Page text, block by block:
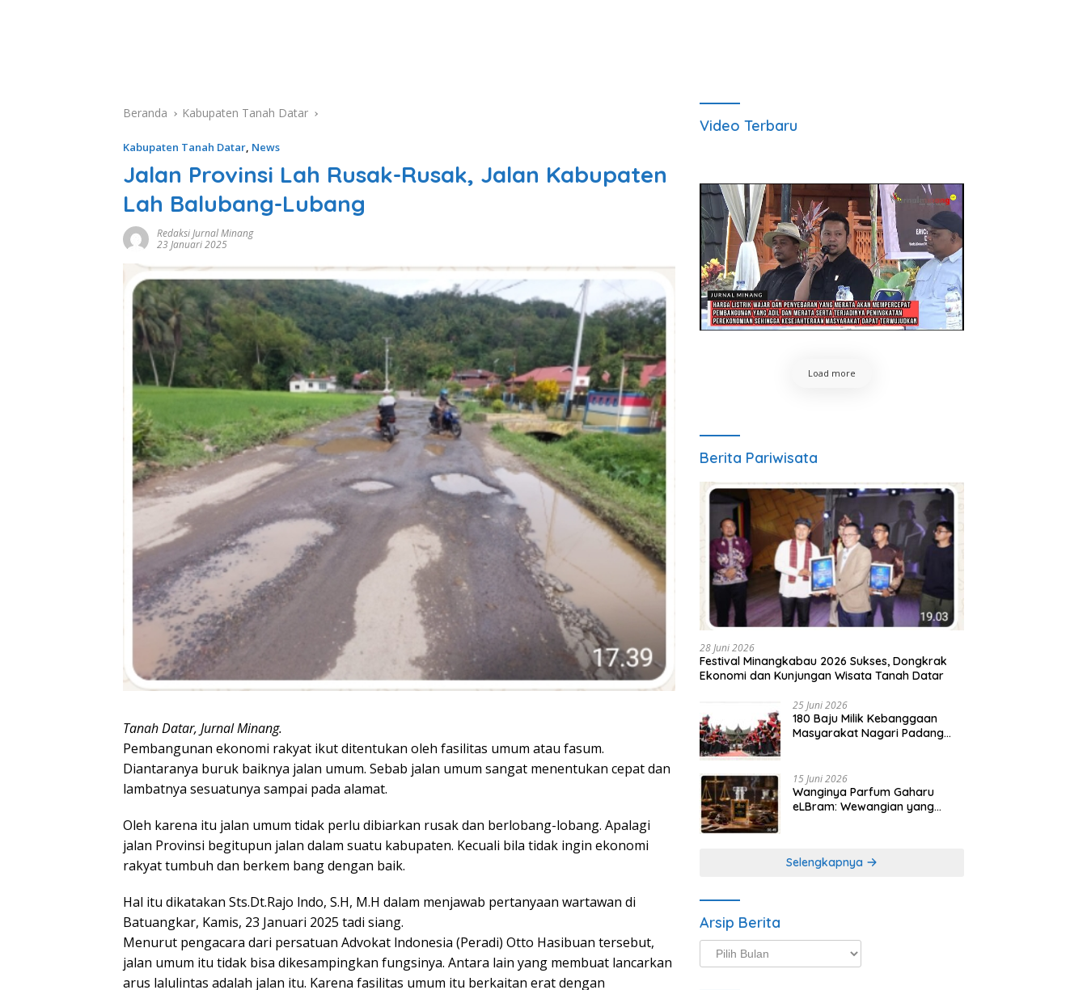
Beranda Kabupaten Tanah Datar
Kabupaten Tanah Datar, News
Jalan Provinsi Lah Rusak-Rusak, Jalan Kabupaten
Lah Balubang-Lubang
Redaksi Jurnal Minang
23 Januari 2025
Tanah Datar, Jurnal Minang.
Pembangunan ekonomi rakyat ikut ditentukan oleh fasilitas umum atau fasum.
Diantaranya buruk baiknya jalan umum. Sebab jalan umum sangat menentukan cepat dan
lambatnya sesuatunya sampai pada alamat.
Oleh karena itu jalan umum tidak perlu dibiarkan rusak dan berlobang-lobang. Apalagi
jalan Provinsi begitupun jalan dalam suatu kabupaten. Kecuali bila tidak ingin ekonomi
rakyat tumbuh dan berkem bang dengan baik.
Hal itu dikatakan Sts.Dt.Rajo lndo, S.H, M.H dalam menjawab pertanyaan wartawan di
Batuangkar, Kamis, 23 Januari 2025 tadi siang.
Menurut pengacara dari persatuan Advokat lndonesia (Peradi) Otto Hasibuan tersebut,
jalan umum itu tidak bisa dikesampingkan fungsinya. Antara lain yang membuat lancarkan
arus lalulintas adalah jalan itu. Karena fasilitas umum itu berkaitan erat dengan
Video Terbaru
Load more
Berita Pariwisata
28 Juni 2026
Festival Minangkabau 2026 Sukses, Dongkrak
Ekonomi dan Kunjungan Wisata Tanah Datar
25 Juni 2026
180 Baju Milik Kebanggaan
Masyarakat Nagari Padang
Minangkabau
15 Juni 2026
Wanginya Parfum Gaharu
eLBram: Wewangian yang
Selengkapnya
Arsip Berita
Arsip
Berita